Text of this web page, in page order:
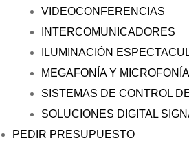
VIDEOCONFERENCIAS
INTERCOMUNICADORES
ILUMINACIÓN
MEGAFONÍA Y
SISTEMAS DE CONTROL
SOLUCIONES DIGITAL
PEDIR PRESUPUESTO